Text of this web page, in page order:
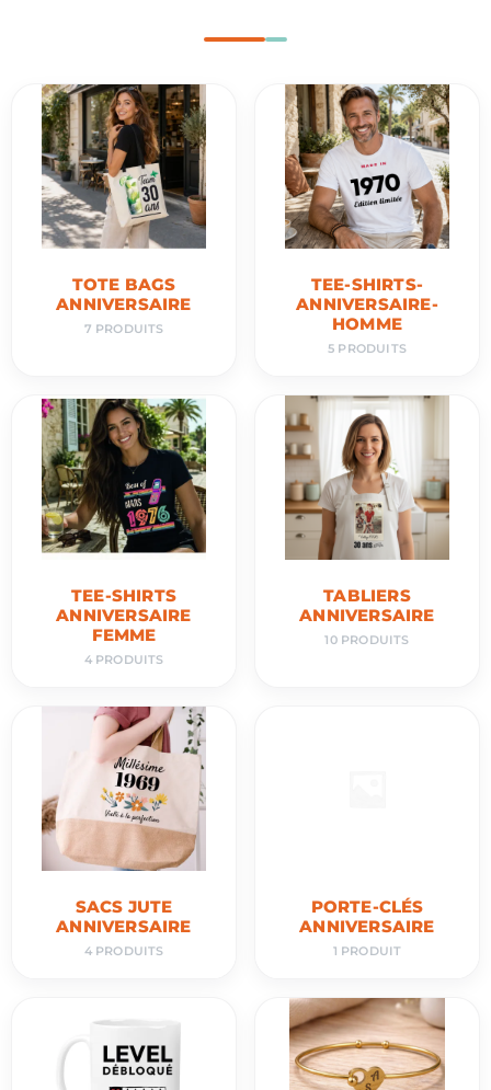
TOTE BAGS
ANNIVERSAIRE
7 PRODUITS
TEE-SHIRTS-
ANNIVERSAIRE-
HOMME
5 PRODUITS
TEE-SHIRTS
ANNIVERSAIRE
FEMME
4 PRODUITS
TABLIERS
ANNIVERSAIRE
10 PRODUITS
SACS JUTE
ANNIVERSAIRE
4 PRODUITS
PORTE-CLÉS
ANNIVERSAIRE
1 PRODUIT